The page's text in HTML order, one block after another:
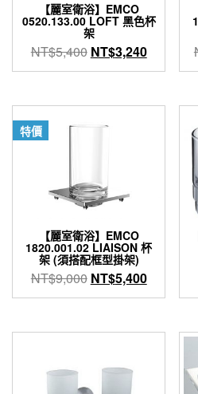
【麗室衛浴】EMCO
0520.133.00 LOFT 黑色杯
架
NT$5,400 原
始
格：
NT$5,400。
NT$3,240目
前
格：
特價
【麗室衛浴】EMCO
1820.001.02 LIAISON 杯
架 (須搭配框型掛架)
NT$9,000 原
始
格：
NT$5,400目
前
格：